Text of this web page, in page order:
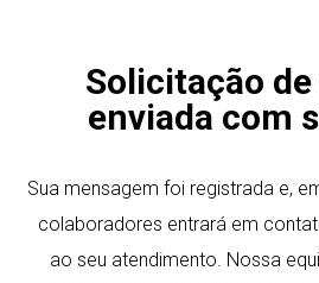
Solicitação
enviada com
Sua mensagem foi registrada e,
colaboradores entrará em
ao seu atendimento. Nossa